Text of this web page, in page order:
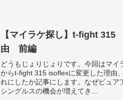
【マイラケ探し】t-fight
由 前編
どうもじょりじょりです。今回はマ
からt-fight 315 isoflexに変更した理由
れにしたか記事にします。なぜピュア
シングルスの機会が増えてき...